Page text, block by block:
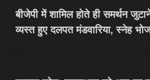
बीजेपी में शामिल होते ही समर्थन
व्यस्त हुए दलपत मंडवारिया, स्नेह